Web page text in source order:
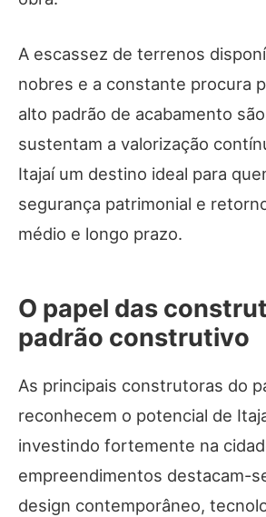
A escassez de terrenos
nobres e a constante procura
alto padrão de acabamento
sustentam a valorização
Itajaí um destino ideal para
segurança patrimonial e
médio e longo prazo.
O papel das
padrão construtivo
As principais construtoras do
reconhecem o potencial de
investindo fortemente na
empreendimentos destacam-
design contemporâneo,